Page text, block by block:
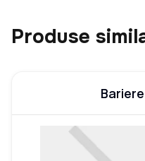
Produse